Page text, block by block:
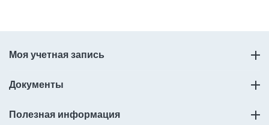
Моя учетная запись
Документы
Полезная информация